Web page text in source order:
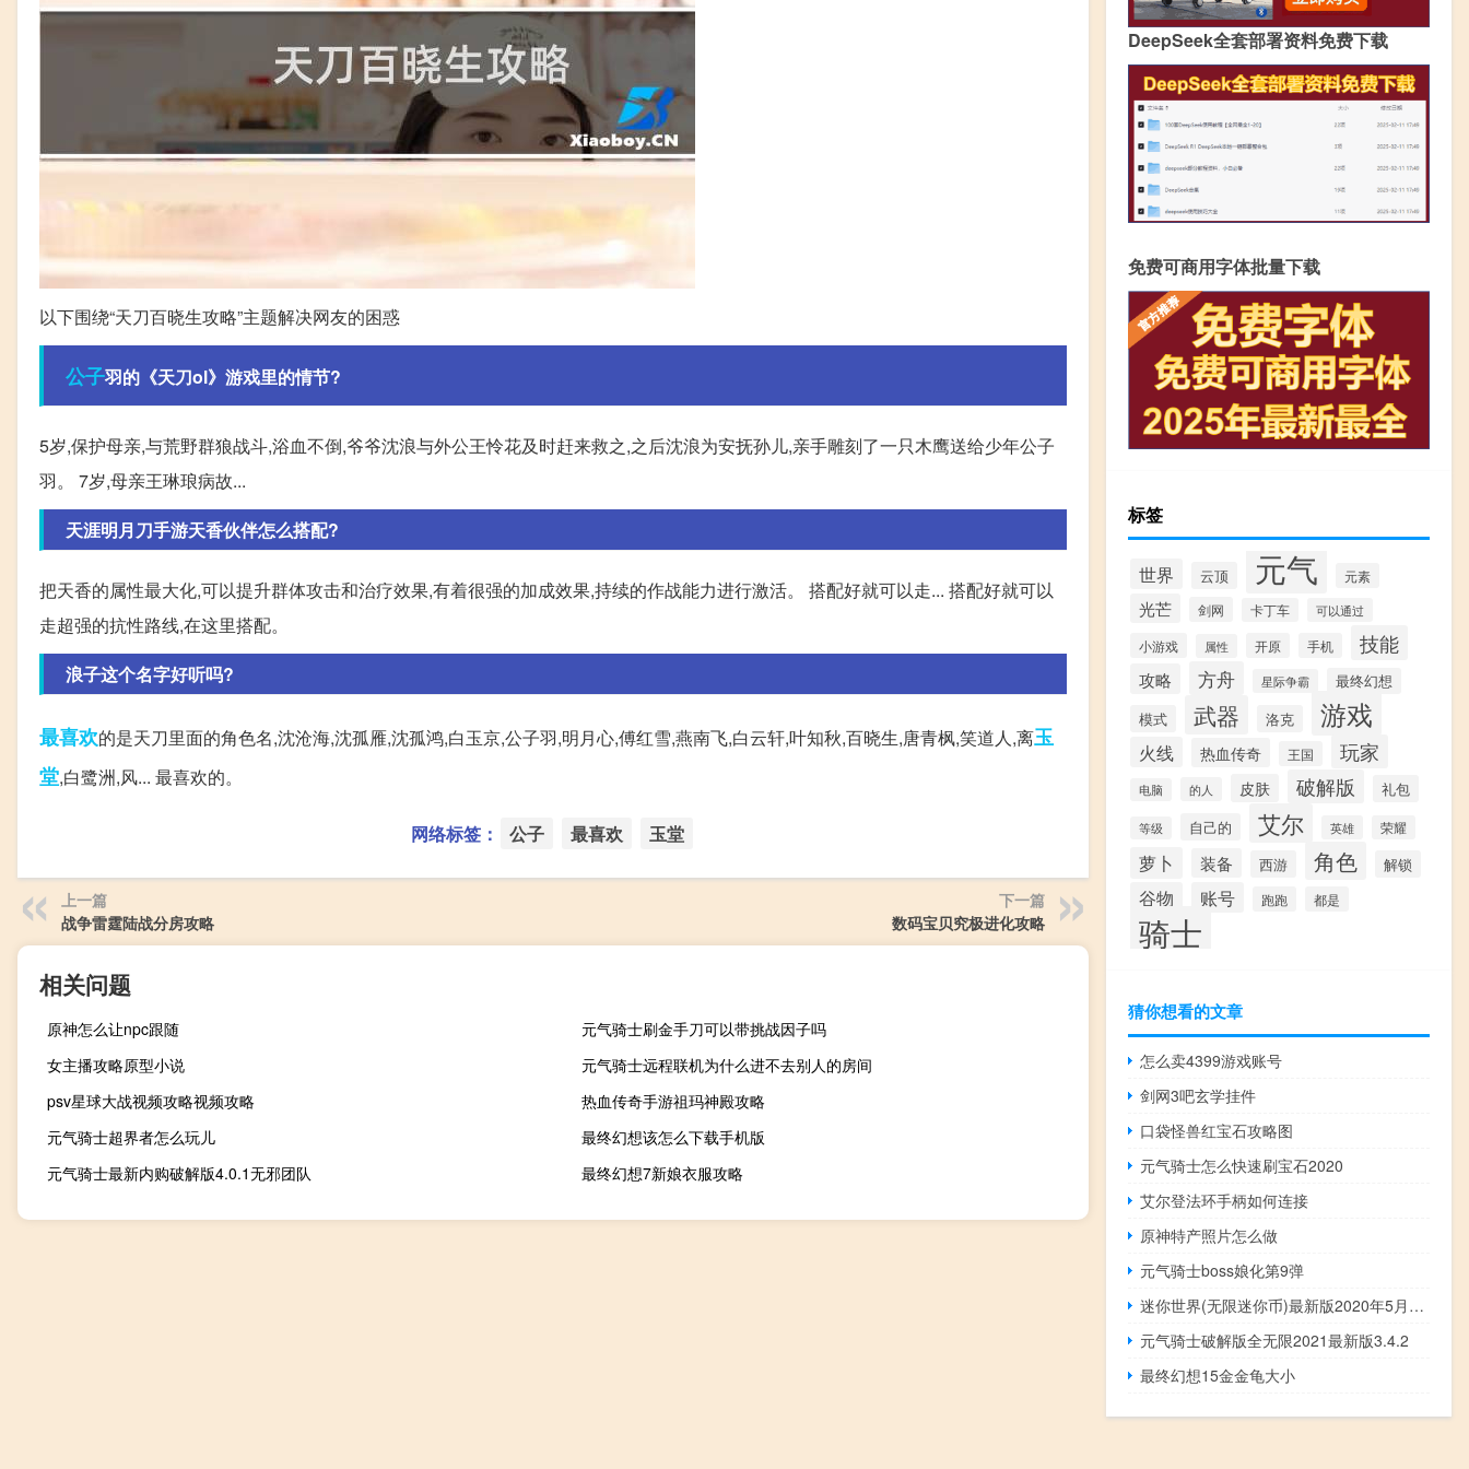
以下围绕“天刀百晓生攻略”主题解决网友的困惑
公子羽的《天刀ol》游戏里的情节?
5岁,保护母亲,与荒野群狼战斗,浴血不倒,爷爷沈浪与外公王怜花及时赶来救之,之后沈浪为安抚孙儿,亲手雕刻了一只木鹰送给少年公子
羽。 7岁,母亲王琳琅病故...
天涯明月刀手游天香伙伴怎么搭配?
把天香的属性最大化,可以提升群体攻击和治疗效果,有着很强的加成效果,持续的作战能力进行激活。 搭配好就可以走... 搭配好就可以
走超强的抗性路线,在这里搭配。
浪子这个名字好听吗?
最喜欢的是天刀里面的角色名,沈沧海,沈孤雁,沈孤鸿,白玉京,公子羽,明月心,傅红雪,燕南飞,白云轩,叶知秋,百晓生,唐青枫,笑道人,离玉
堂,白鹭洲,风... 最喜欢的。
网络标签： 公子 最喜欢 玉堂
上一篇
战争雷霆陆战分房攻略
下一篇
数码宝贝究极进化攻略
相关问题
原神怎么让npc跟随
元气骑士刷金手刀可以带挑战因子吗
女主播攻略原型小说
元气骑士远程联机为什么进不去别人的房间
psv星球大战视频攻略视频攻略
热血传奇手游祖玛神殿攻略
元气骑士超界者怎么玩儿
最终幻想该怎么下载手机版
元气骑士最新内购破解版4.0.1无邪团队
最终幻想7新娘衣服攻略
DeepSeek全套部署资料免费下载
免费可商用字体批量下载
标签
世界 云顶 元气 元素
光芒 剑网 卡丁车 可以通过
小游戏 属性 开原 手机 技能
攻略 方舟 星际争霸 最终幻想
模式 武器 洛克 游戏
火线 热血传奇 王国 玩家
电脑 的人 皮肤 破解版 礼包
等级 自己的 艾尔 英雄 荣耀
萝卜 装备 西游 角色 解锁
谷物 账号 跑跑 都是
骑士
猜你想看的文章
怎么卖4399游戏账号
剑网3吧玄学挂件
口袋怪兽红宝石攻略图
元气骑士怎么快速刷宝石2020
艾尔登法环手柄如何连接
原神特产照片怎么做
元气骑士boss娘化第9弹
迷你世界(无限迷你币)最新版2020年5月9日
元气骑士破解版全无限2021最新版3.4.2
最终幻想15金金龟大小